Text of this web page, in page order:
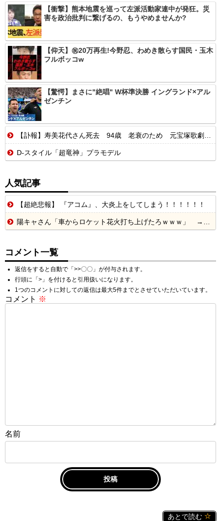
【衝撃】熊本地震を巡って左派活動家連中が発狂。災
害を政治批判に繋げるの、もうやめませんか?
【仰天】㊗️20万再生!今野忍、わめき散らす国民・玉木
フルボッコw
【驚愕】まさに"絶唱" W杯準決勝 イングランド×アル
ゼンチン
【訃報】寿美花代さん死去 94歳 老衰のため 元宝塚歌劇団トップスター、夫は高島忠夫さん、息子は高嶋政宏・政伸
D-スタイル「超竜神」プラモデル
人気記事
【超絶悲報】 『アコム』、大炎上をしてしまう！！！！！！
陽キャさん「車からロケット花火打ち上げたろｗｗｗ」 → サンルーフが閉まっていて無事車内に発射
コメント一覧
返信をすると自動で「>>〇〇」が付与されます。
行頭に「>」を付けると引用扱いになります。
1つのコメントに対しての返信は最大5件までとさせていただいています。
コメント ※
名前
あとで読む